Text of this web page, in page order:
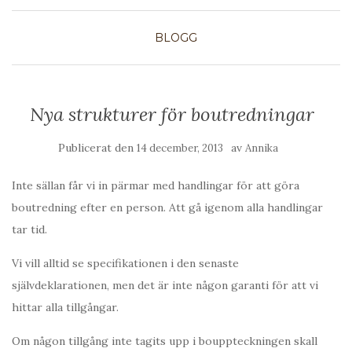
BLOGG
Nya strukturer för boutredningar
Publicerat den 14 december, 2013 av Annika
Inte sällan får vi in pärmar med handlingar för att göra
boutredning efter en person. Att gå igenom alla handlingar
tar tid.
Vi vill alltid se specifikationen i den senaste
självdeklarationen, men det är inte någon garanti för att vi
hittar alla tillgångar.
Om någon tillgång inte tagits upp i bouppteckningen skall